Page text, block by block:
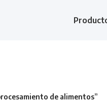
de alimentos”